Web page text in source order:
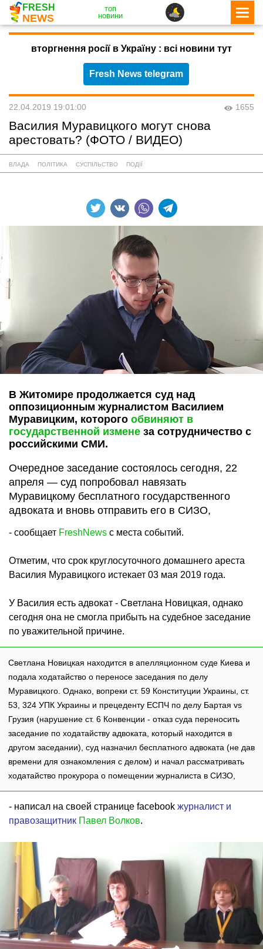
FRESH
NEWS
топ
новини
вторгнення росії в Україну : всі новини тут
Fresh News telegram
22.04.2019 19:01:00 1655
Василия Муравицкого могут снова
арестовать? (ФОТО / ВИДЕО)
ВЛАДА ПОЛІТИКА СУСПІЛЬСТВО ПОДІЇ
В Житомире продолжается суд над
оппозиционным журналистом Василием
Муравицким, которого обвиняют в
государственной измене за сотрудничество с
российскими СМИ.
Очередное заседание состоялось сегодня, 22
апреля — суд попробовал навязать
Муравицкому бесплатного государственного
адвоката и вновь отправить его в СИЗО,
- сообщает FreshNews с места событий.
Отметим, что срок круглосуточного домашнего ареста
Василия Муравицкого истекает 03 мая 2019 года.
У Василия есть адвокат - Светлана Новицкая, однако
сегодня она не смогла прибыть на судебное заседание
по уважительной причине.
Светлана Новицкая находится в апелляционном суде Киева и
подала ходатайство о переносе заседания по делу
Муравицкого. Однако, вопреки ст. 59 Конституции Украины, ст.
53, 324 УПК Украины и прецеденту ЕСПЧ по делу Бартая vs
Грузия (нарушение ст. 6 Конвенции - отказ суда переносить
заседание по ходатайству адвоката, который находится в
другом заседании), суд назначил бесплатного адвоката (не дав
времени для ознакомления с делом) и начал рассматривать
ходатайство прокурора о помещении журналиста в СИЗО,
- написал на своей странице facebook журналист и
правозащитник Павел Волков.